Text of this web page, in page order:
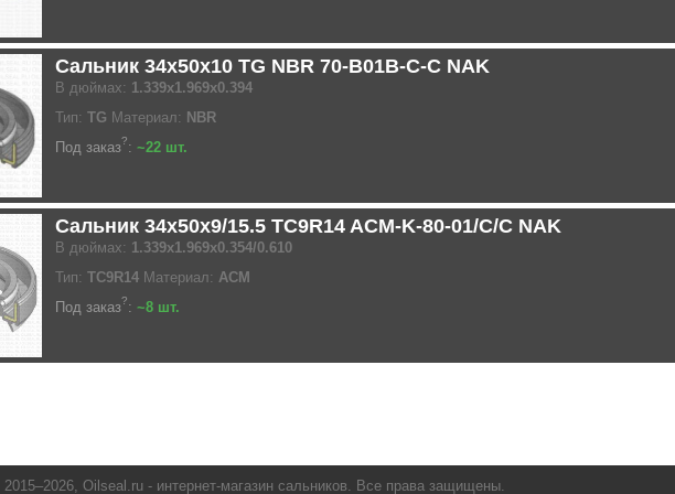
Сальник 34x50x10 TG NBR 70-B01B-C-C NAK
В дюймах: 1.339x1.969x0.394
Тип: TG Материал: NBR
Под заказ?: ~22 шт.
Сальник 34x50x9/15.5 TC9R14 ACM-K-80-01/C/C NAK
В дюймах: 1.339x1.969x0.354/0.610
Тип: TC9R14 Материал: ACM
Под заказ?: ~8 шт.
Oilseal.ru - интернет-магазин сальников. Все права защищены.